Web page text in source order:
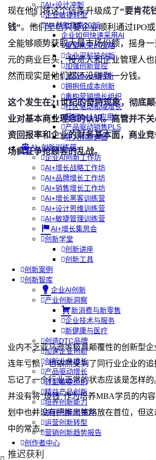
AI+设计冲刺
企业敏捷转型
AI+创新指南2025
企业如何快速采用AI
重塑未来的战略
企业深科技创新
加强创新管控
上马GenAI创新
拥抱低成本创新
重构营销增长组织
社区驱动私域增长
营销GenAI应用
产品驱动销售PLS
导入创新运营
AI+创新训练营
企业AI创新工作坊
AI+增长战略工作坊
AI+品牌增长工作坊
AI+销售增长工作坊
AI+增长黑客训练营
AI+设计思维训练营
AI+敏捷管理训练营
AI+增长集思会
创新学堂
创新讲座
创新工具
创新案例
创新智库
企业AI创新
产业创新洞察
新消费与新零售
企业技术与服务
新健康与医疗
创造DTC品牌
加速企业创新
创新业务增长
产品驱动增长
转型敏捷组织
精益产品创新
培养创新能力
提升创新领导力
运营创新转型
营销创新趋势报告
创作者中心
现在他们将这个信条升级成了“要肯花
钱”。他们坚信只要企业顺利通过IPO
全能够顺势获取大量市场份额，摇身
元的商业巨头，投资人和企业管理人
然而现实是他们都还没赚到一分钱。
这个发生在21世纪的奇特现象，彻底
业对基本商业理念的认识。高管并不
资回报率和企业的财务基本面，商业
场疯狂争抢顾客的乱战。
业内不乏亚马逊等极具颠覆性的创新型
连年亏损，也依然受到了同行业企业的
忘记了一个行业正常的状态应该是怎样
并没有将“烧钱”作为培养MBA学员的内
划中也并没有把推出策略放在首位，但
中的常态。
推迟获利